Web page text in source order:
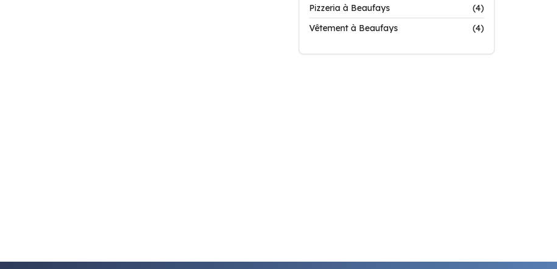
Pizzeria à Beaufays
(4)
Vêtement à Beaufays
(4)